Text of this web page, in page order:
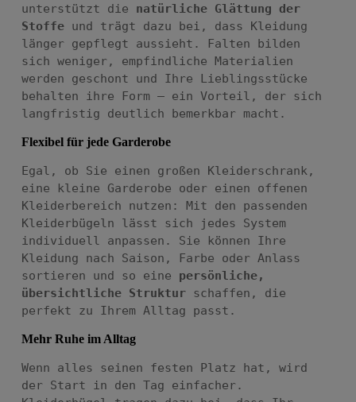
unterstützt die natürliche Glättung der
Stoffe und trägt dazu bei, dass Kleidung
länger gepflegt aussieht. Falten bilden
sich weniger, empfindliche Materialien
werden geschont und Ihre Lieblingsstücke
behalten ihre Form – ein Vorteil, der sich
langfristig deutlich bemerkbar macht.
Flexibel für jede Garderobe
Egal, ob Sie einen großen Kleiderschrank,
eine kleine Garderobe oder einen offenen
Kleiderbereich nutzen: Mit den passenden
Kleiderbügeln lässt sich jedes System
individuell anpassen. Sie können Ihre
Kleidung nach Saison, Farbe oder Anlass
sortieren und so eine persönliche,
übersichtliche Struktur schaffen, die
perfekt zu Ihrem Alltag passt.
Mehr Ruhe im Alltag
Wenn alles seinen festen Platz hat, wird
der Start in den Tag einfacher.